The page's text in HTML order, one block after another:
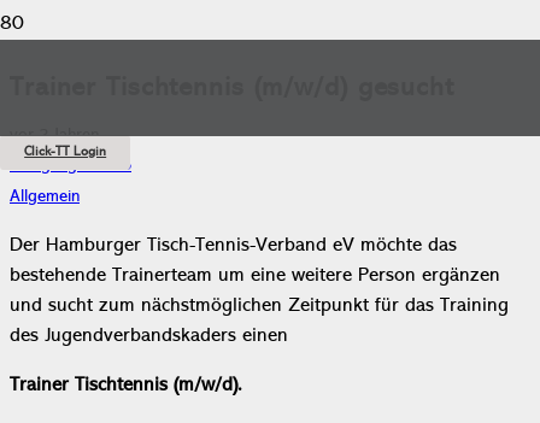
Click-TT Login
vor 2 Jahren
Wolfgang Kuhfuß
Allgemein
Der Hamburger Tisch-Tennis-Verband eV möchte das
bestehende Trainerteam um eine weitere Person ergänzen
und sucht zum nächstmöglichen Zeitpunkt für das Training
des Jugendverbandskaders einen
Trainer Tischtennis (m/w/d).